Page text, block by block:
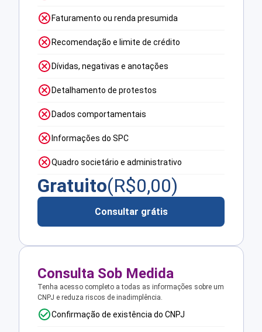
Faturamento ou renda presumida
Recomendação e limite de crédito
Dívidas, negativas e anotações
Detalhamento de protestos
Dados comportamentais
Informações do SPC
Quadro societário e administrativo
Gratuito(R$0,00)
Consultar grátis
Consulta Sob Medida
Tenha acesso completo a todas as informações sobre um
CNPJ e reduza riscos de inadimplência.
Confirmação de existência do CNPJ